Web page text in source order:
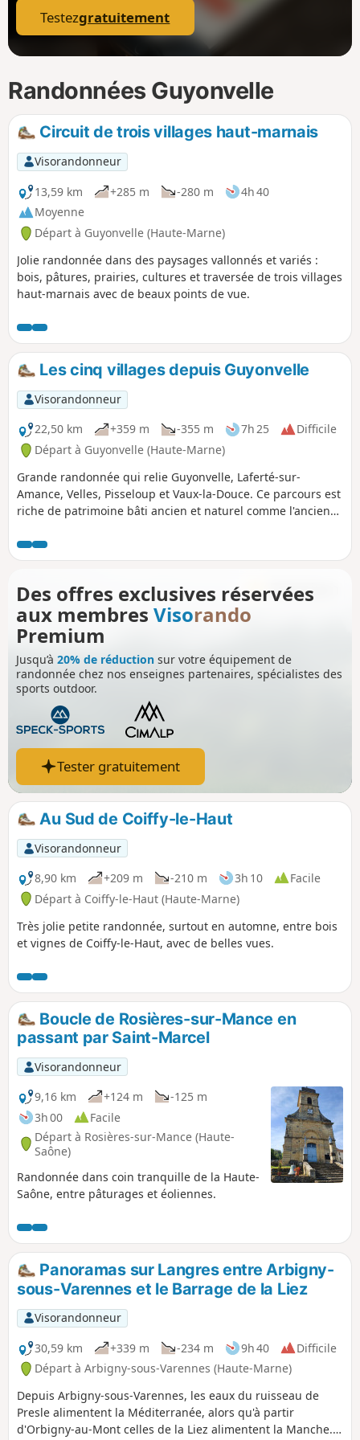
Testezgratuitement
Randonnées Guyonvelle
Circuit de trois villages haut-marnais
Visorandonneur
13,59 km
+285 m -280 m
4h 40
Moyenne
Départ à Guyonvelle (Haute-Marne)
Jolie randonnée dans des paysages vallonnés et variés :
bois, pâtures, prairies, cultures et traversée de trois villages
haut-marnais avec de beaux points de vue.
Les cinq villages depuis Guyonvelle
Visorandonneur
22,50 km
+359 m -355 m 7h 25
Difficile
Départ à Guyonvelle (Haute-Marne)
Grande randonnée qui relie Guyonvelle, Laferté-sur-
Amance, Velles, Pisseloup et Vaux-la-Douce. Ce parcours est
riche de patrimoine bâti ancien et naturel comme l'ancien
coteaux qui étaient autrefois autant de vignes, la vue
splendide sur la vallée de l'Amance jusqu'au plateau de
Pisseloup.
Des offres exclusives réservées
aux membres Visorando
Premium
Jusqu’à 20% de réduction sur votre équipement de
randonnée chez nos enseignes partenaires, spécialistes des
sports outdoor.
Tester gratuitement
Au Sud de Coiffy-le-Haut
Visorandonneur
8,90 km
+209 m -210 m 3h 10
Facile
Départ à Coiffy-le-Haut (Haute-Marne)
Très jolie petite randonnée, surtout en automne, entre bois
et vignes de Coiffy-le-Haut, avec de belles vues.
Boucle de Rosières-sur-Mance en
passant par Saint-Marcel
Visorandonneur
9,16 km
+124 m
-125 m
3h 00
Facile
Départ à Rosières-sur-Mance (Haute-
Saône)
Randonnée dans coin tranquille de la Haute-
Saône, entre pâturages et éoliennes.
Panoramas sur Langres entre Arbigny-
sous-Varennes et le Barrage de la Liez
Visorandonneur
30,59 km
+339 m -234 m 9h 40
Difficile
Départ à Arbigny-sous-Varennes (Haute-Marne)
Depuis Arbigny-sous-Varennes, les eaux du ruisseau de
Presle alimentent la Méditerranée, alors qu'à partir
d'Orbigny-au-Mont celles de la Liez alimentent la Manche.